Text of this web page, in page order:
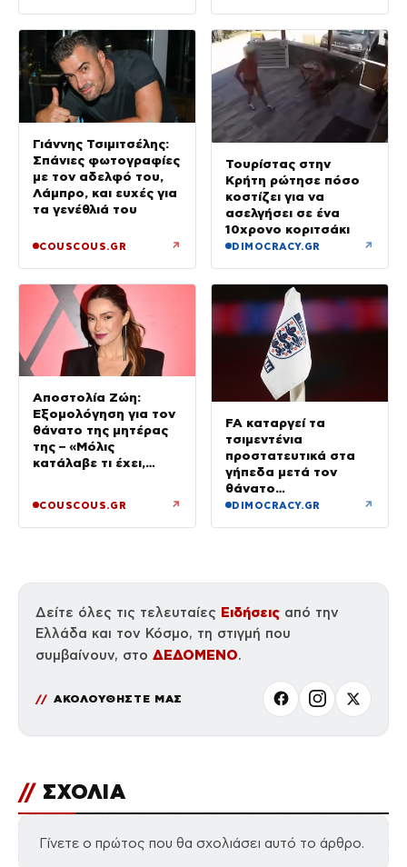
Γιάννης Τσιμιτσέλης:
Σπάνιες φωτογραφίες
με τον αδελφό του,
Λάμπρο, και ευχές για
τα γενέθλιά του
COUSCOUS.GR ↗
Τουρίστας στην
Κρήτη ρώτησε πόσο
κοστίζει για να
ασελγήσει σε ένα
10χρονο κοριτσάκι
DIMOCRACY.GR ↗
Αποστολία Ζώη:
Εξομολόγηση για τον
θάνατο της μητέρας
της – «Μόλις
κατάλαβε τι έχει,
COUSCOUS.GR ↗
FA καταργεί τα
τσιμεντένια
προστατευτικά στα
γήπεδα μετά τον
θάνατο
ποδοσφαιριστή
DIMOCRACY.GR ↗
Δείτε όλες τις τελευταίες Ειδήσεις από την
Ελλάδα και τον Κόσμο, τη στιγμή που
συμβαίνουν, στο ΔΕΔΟΜΕΝΟ.
ΑΚΟΛΟΥΘΗΣΤΕ ΜΑΣ
// ΣΧΟΛΙΑ
Γίνετε ο πρώτος που θα σχολιάσει αυτό το άρθρο.